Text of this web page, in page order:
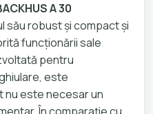
A 30
său robust și compact și
funcționării sale
pentru
este
nu este necesar un